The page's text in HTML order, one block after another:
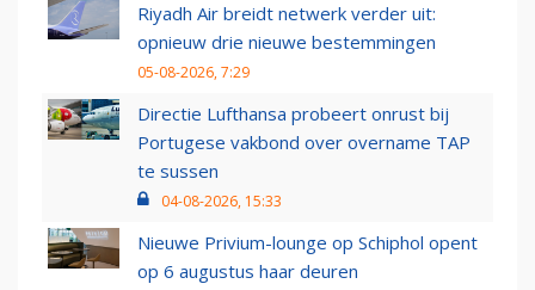
Riyadh Air breidt netwerk verder uit:
opnieuw drie nieuwe bestemmingen
05-08-2026, 7:29
Directie Lufthansa probeert onrust bij
Portugese vakbond over overname TAP
te sussen
04-08-2026, 15:33
Nieuwe Privium-lounge op Schiphol opent
op 6 augustus haar deuren